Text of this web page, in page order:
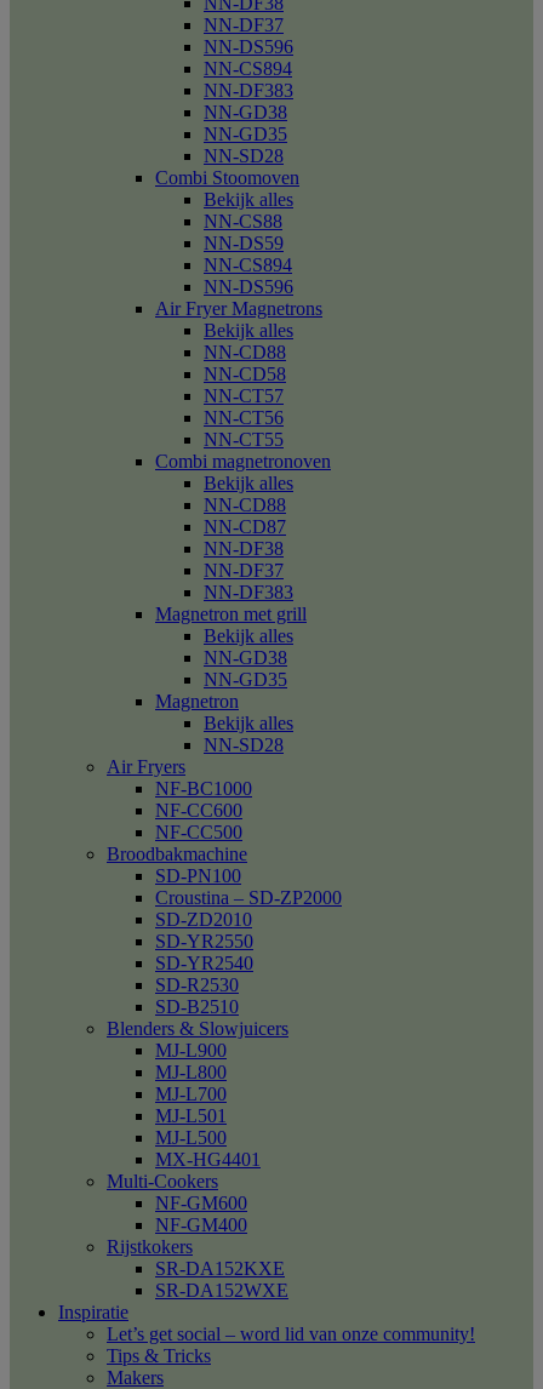
NN-DF37
NN-DS596
NN-CS894
NN-DF383
NN-GD38
NN-GD35
NN-SD28
Combi Stoomoven
Bekijk alles
NN-CS88
NN-DS59
NN-CS894
NN-DS596
Air Fryer Magnetrons
Bekijk alles
NN-CD88
NN-CD58
NN-CT57
NN-CT56
NN-CT55
Combi magnetronoven
Bekijk alles
NN-CD88
NN-CD87
NN-DF38
NN-DF37
NN-DF383
Magnetron met grill
Bekijk alles
NN-GD38
NN-GD35
Magnetron
Bekijk alles
NN-SD28
Air Fryers
NF-BC1000
NF-CC600
NF-CC500
Broodbakmachine
SD-PN100
Croustina – SD-ZP2000
SD-ZD2010
SD-YR2550
SD-YR2540
SD-R2530
SD-B2510
Blenders & Slowjuicers
MJ-L900
MJ-L800
MJ-L700
MJ-L501
MJ-L500
MX-HG4401
Multi-Cookers
NF-GM600
NF-GM400
Rijstkokers
SR-DA152KXE
SR-DA152WXE
Inspiratie
Let’s get social – word lid van onze community!
Tips & Tricks
Makers